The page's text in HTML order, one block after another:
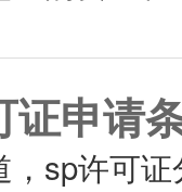
证申请
，sp许可